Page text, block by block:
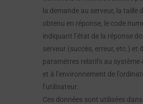
la demande au serveur, la taille
obtenu en réponse, le code
indiquant l’état de la réponse
serveur (succès, erreur, etc.) et
paramètres relatifs au système
et à l’environnement de
l’utilisateur.
Ces données sont utilisées